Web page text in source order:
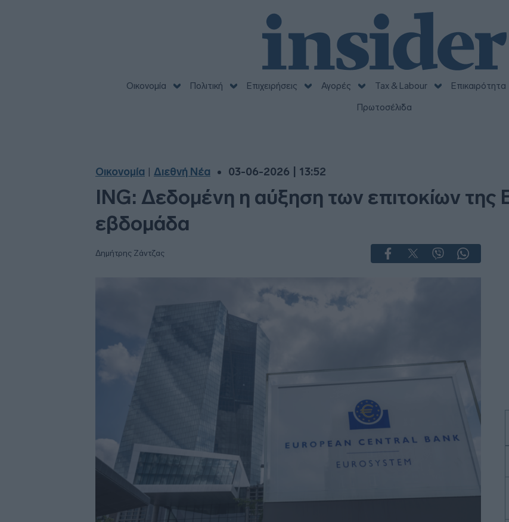
Οικονομία Πολιτική Επιχειρήσεις Αγορές Tax & Labour Επικαιρότητα
Πρωτοσέλιδα
Οικονομία Διεθνή Νέα 03-06-2026 | 13:52
ING: Δεδομένη η αύξηση των επιτοκίων της
εβδομάδα
Δημήτρης Ζάντζας